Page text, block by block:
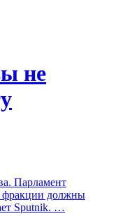
не
Парламент
фракции должны
Sputnik. …